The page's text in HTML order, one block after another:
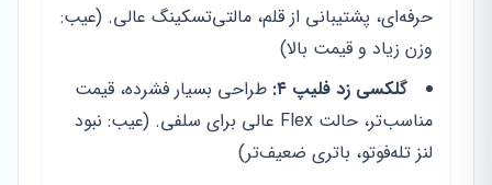
حرفه‌ای، پشتیبانی از قلم، مالتی‌تسکینگ عالی. (عیب:
وزن زیاد و قیمت بالا)
گلکسی زد فلیپ ۴:
طراحی بسیار فشرده، قیمت
مناسب‌تر، حالت Flex عالی برای سلفی. (عیب: نبود
لنز تله‌فوتو، باتری ضعیف‌تر)